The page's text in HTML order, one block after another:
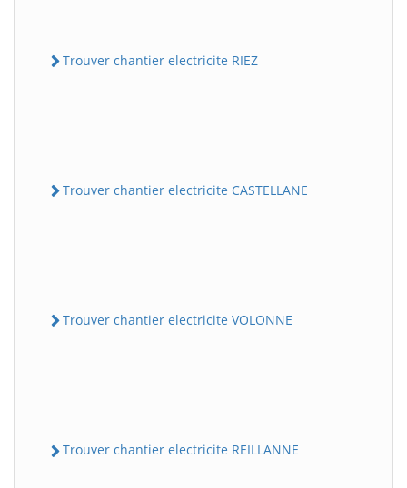
Trouver chantier electricite RIEZ
Trouver chantier electricite CASTELLANE
Trouver chantier electricite VOLONNE
Trouver chantier electricite REILLANNE